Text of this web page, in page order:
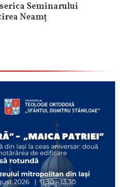
Seminarului
Neamț